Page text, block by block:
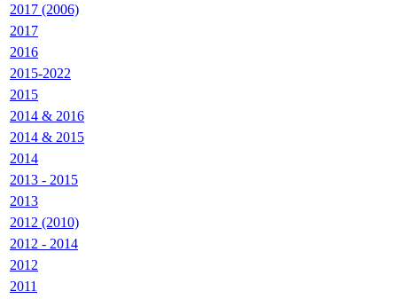
2017 (2006)
2017
2016
2015-2022
2015
2014 & 2016
2014 & 2015
2014
2013 - 2015
2013
2012 (2010)
2012 - 2014
2012
2011